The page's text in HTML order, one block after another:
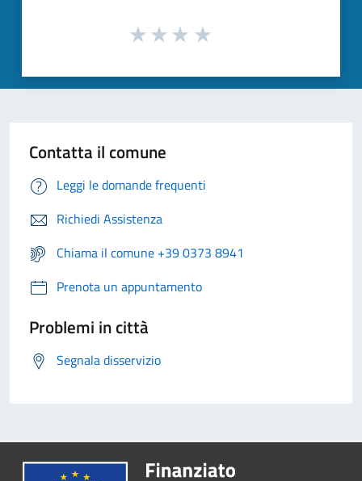
Contatta il comune
Leggi le domande frequenti
Richiedi Assistenza
Chiama il comune +39 0373 8941
Prenota un appuntamento
Problemi in città
Segnala disservizio